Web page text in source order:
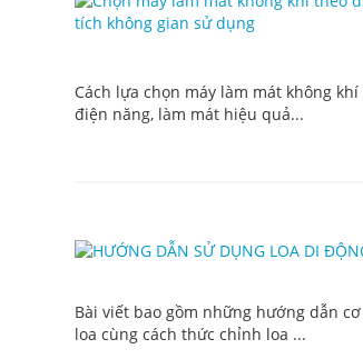
Cách lựa chọn máy làm mát không
điện năng, làm mát hiệu quả...
Bài viết bao gồm những hướng dẫn
loa cùng cách thức chỉnh loa ...